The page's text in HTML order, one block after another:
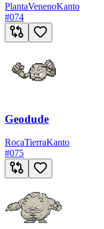
PlantaVenenoKanto
#074
Geodude
RocaTierraKanto
#075